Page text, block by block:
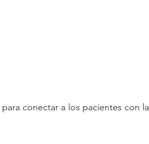
conectar a los pacientes con la